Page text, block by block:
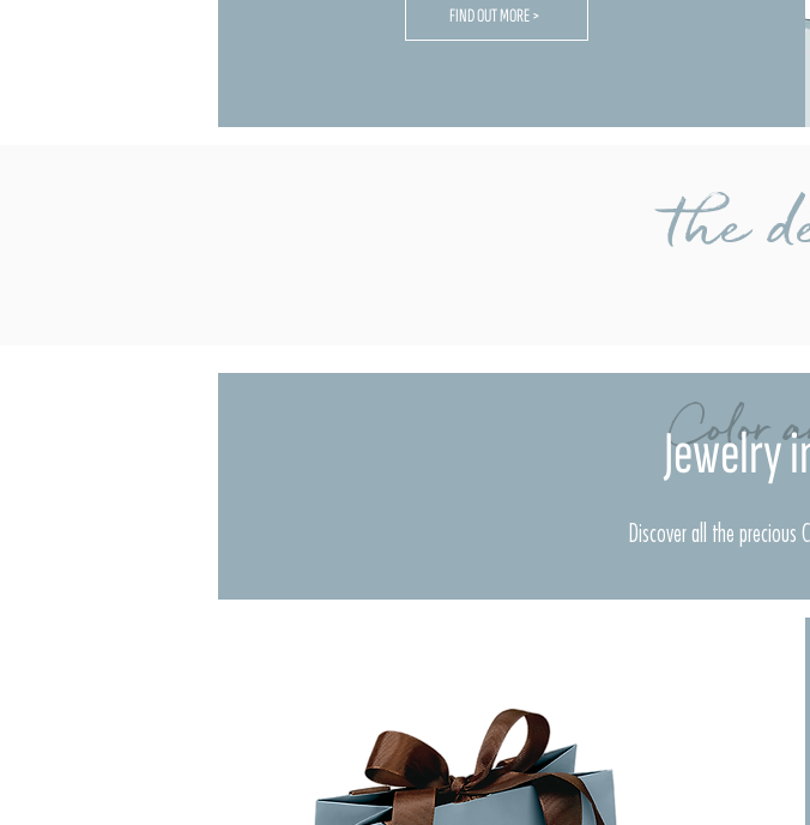
FIND OUT MORE >
the
Color
Jewelry
Discover all the precious